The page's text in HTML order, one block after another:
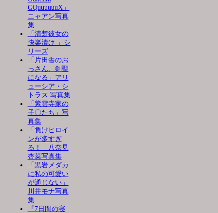
GQuuuuuuX」
ニャアン写真
集
「清楚彼女の
快楽漬け 」シ
リーズ
「片田舎のお
っさん、剣聖
になる」アリ
ューシア・シ
トラス 写真集
「紫雲寺家の
子〇たち」写
真集
「負けヒロイ
ンが多すぎ
る！」八奈見
杏菜写真集
「黒岩メダカ
に私の可愛い
が通じない」
川井モナ写真
集
『7日間の寝